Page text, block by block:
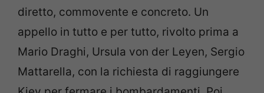
diretto, commovente e concreto. Un
appello in tutto e per tutto, rivolto prima a
Mario Draghi, Ursula von der Leyen, Sergio
Mattarella, con la richiesta di raggiungere